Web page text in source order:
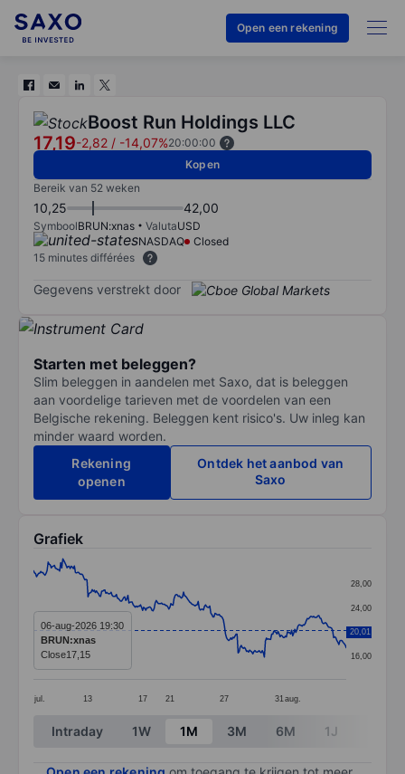
Open een rekening
Boost Run Holdings LLC
17,19-2,82 / -14,07%20:00:00
Kopen
Bereik van 52 weken
10,25 42,00
SymboolBRUN:xnas ValutaUSD
NASDAQ
Closed
15 minutes différées
Gegevens verstrekt door
Starten met beleggen?
Slim beleggen in aandelen met Saxo, dat is beleggen
aan voordelige tarieven met de voordelen van een
Belgische rekening. Beleggen kent risico's. Uw inleg kan
minder waard worden.
Rekening
openen
Ontdek het aanbod van
Saxo
Grafiek
Chart
Line chart with 299 data points.
The chart has 1 X axis displaying categories.
The chart has 1 Y axis displaying values. Data ranges
jul. 13 17 21 27 31 aug.
16,00
20,00
24,00
28,00
20,01
06-aug-2026 19:30
BRUN:xnas
Close17,15
End of interactive chart.
Intraday 1W 1M 3M 6M 1J